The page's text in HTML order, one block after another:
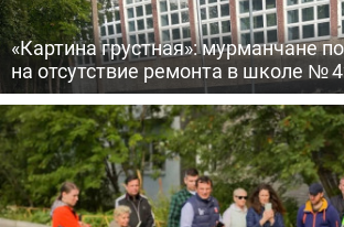
«Картина грустная»: мурманчане
на отсутствие ремонта в школе №